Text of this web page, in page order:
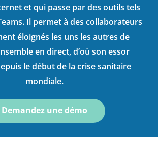
et qui passe par des outils tels
Il permet à des collaborateurs
éloignés les uns les autres de
en direct, d’où son essor
le début de la crise sanitaire
mondiale.
Demandez une démo